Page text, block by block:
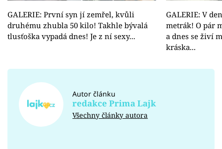
GALERIE: První syn jí zemřel, kvůli
druhému zhubla 50 kilo! Takhle bývalá
tlusťoška vypadá dnes! Je z ní sexy...
GALERIE: V
metrák! O pár
a dnes se živí
kráska...
Autor článku
redakce Prima Lajk
Všechny články autora